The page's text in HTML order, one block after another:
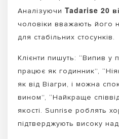
Аналізуючи Tadarise 20
чоловіки вважають його
для стабільних стосунків.
Клієнти пишуть: “Випив у
працює як годинник”,
як від Віагри, і можна
вином”, “Найкраще
якості. Sunrise роблять
підтверджують високу